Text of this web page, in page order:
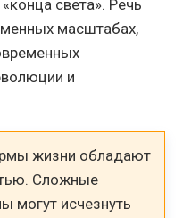
света». Речь
масштабах,
и
жизни обладают
Сложные
могут исчезнуть